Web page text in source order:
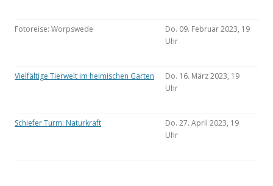
Fotoreise: Worpswede
Do. 09. Februar 2023, 19
Uhr
Vielfältige Tierwelt im heimischen Garten
Do. 16. März 2023, 19
Uhr
Schiefer Turm: Naturkraft
Do. 27. April 2023, 19
Uhr